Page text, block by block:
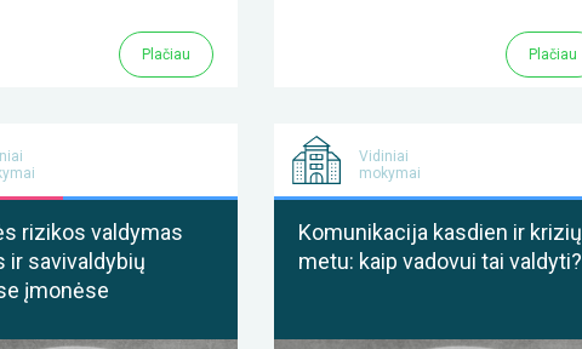
Plačiau Plačiau
rizikos valdymas
ir savivaldybių
įmonėse
Vidiniai
mokymai
Komunikacija kasdien ir krizių
metu: kaip vadovui tai valdyti?